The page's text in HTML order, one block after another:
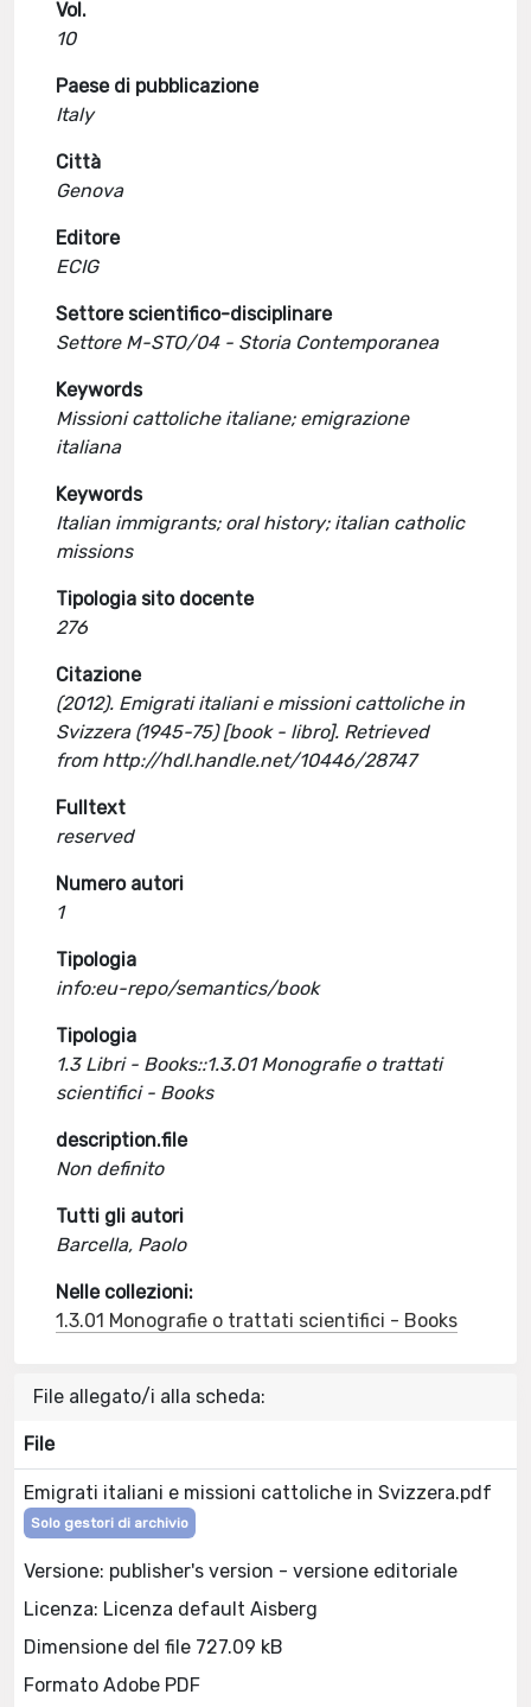
Vol.
10
Paese di pubblicazione
Italy
Città
Genova
Editore
ECIG
Settore scientifico-disciplinare
Settore M-STO/04 - Storia Contemporanea
Keywords
Missioni cattoliche italiane; emigrazione
italiana
Keywords
Italian immigrants; oral history; italian catholic
missions
Tipologia sito docente
276
Citazione
(2012). Emigrati italiani e missioni cattoliche in
Svizzera (1945-75) [book - libro]. Retrieved
from http://hdl.handle.net/10446/28747
Fulltext
reserved
Numero autori
1
Tipologia
info:eu-repo/semantics/book
Tipologia
1.3 Libri - Books::1.3.01 Monografie o trattati
scientifici - Books
description.file
Non definito
Tutti gli autori
Barcella, Paolo
Nelle collezioni:
1.3.01 Monografie o trattati scientifici - Books
File allegato/i alla scheda:
File
Emigrati italiani e missioni cattoliche in Svizzera.pdf
Solo gestori di archivio
Versione: publisher's version - versione editoriale
Licenza: Licenza default Aisberg
Dimensione del file 727.09 kB
Formato Adobe PDF